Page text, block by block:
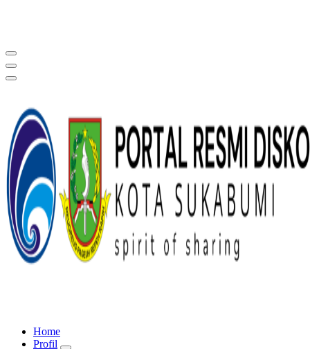
Portal Resmi Diskominfo Kota Sukabumi
Portal Resmi Diskominfo Kota Sukabumi
Home
Profil